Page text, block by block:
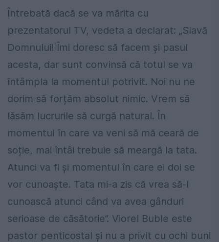
Întrebată dacă se va mărita cu
prezentatorul TV, vedeta a declarat: „Slavă
Domnului! Îmi doresc să facem și pasul
acesta, dar sunt convinsă că totul se va
întâmpla la momentul potrivit. Noi nu ne
dorim să forțăm absolut nimic. Vrem să
lăsăm lucrurile să curgă natural. În
momentul în care va veni să mă ceară de
soție, mai întâi trebuie să meargă la tata.
Atunci va fi și momentul în care ei doi se
vor cunoaște. Tata mi-a zis că vrea să-l
cunoască atunci când va avea gânduri
serioase de căsătorie”. Viorel Buble este
pastor penticostal și nu a privit cu ochi buni